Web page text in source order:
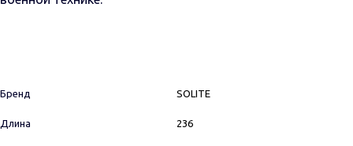
Бренд SOLITE
Длина 236